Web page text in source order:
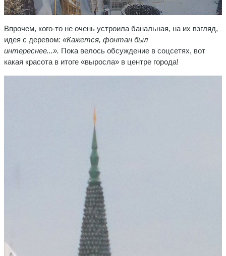
Впрочем, кого-то не очень устроила банальная, на их взгляд,
идея с деревом: «Кажется, фонтан был
интереснее...». Пока велось обсуждение в соцсетях, вот
какая красота в итоге «выросла» в центре города!